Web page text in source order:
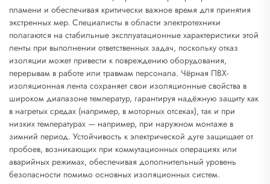
пламени и обеспечивая критически важное время для принятия
экстренных мер. Специалисты в области электротехники
полагаются на стабильные эксплуатационные характеристики этой
ленты при выполнении ответственных задач, поскольку отказ
изоляции может привести к повреждению оборудования,
перерывам в работе или травмам персонала. Чёрная ПВХ-
изоляционная лента сохраняет свои изоляционные свойства в
широком диапазоне температур, гарантируя надёжную защиту как
в нагретых средах (например, в моторных отсеках), так и при
низких температурах — например, при наружном монтаже в
зимний период. Устойчивость к электрической дуге защищает от
пробоев, возникающих при коммутационных операциях или
аварийных режимах, обеспечивая дополнительный уровень
безопасности помимо основных изоляционных систем.